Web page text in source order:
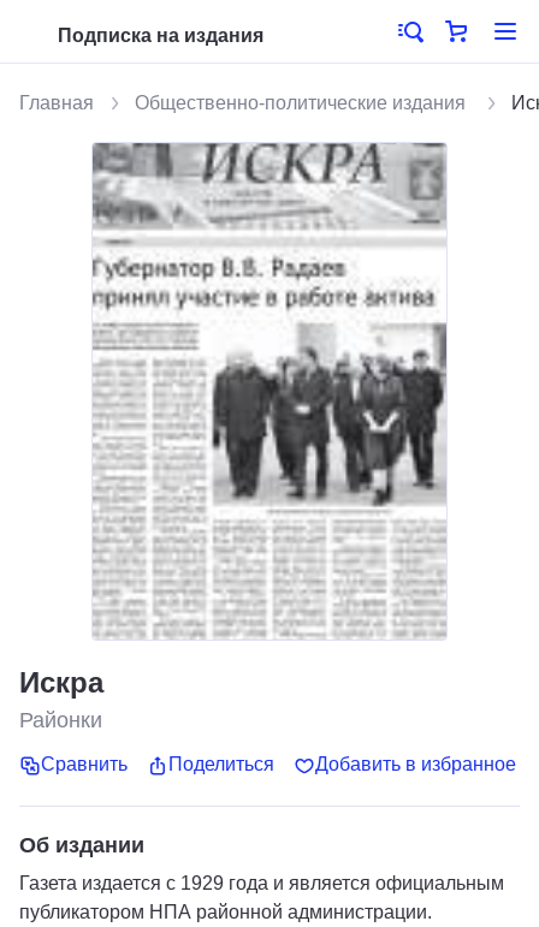
Подписка на издания
Главная Общественно-политические издания
Искра
Районки
Сравнить Поделиться Добавить в избранное
Об издании
Газета издается с 1929 года и является официальным
публикатором НПА районной администрации.